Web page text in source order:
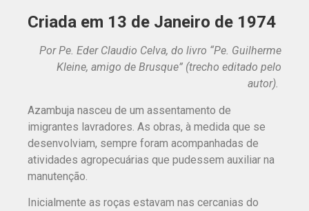
Criada em 13 de Janeiro de 1974
Por Pe. Eder Claudio Celva, do livro “Pe. Guilherme
Kleine, amigo de Brusque” (trecho editado pelo
autor).
Azambuja nasceu de um assentamento de
imigrantes lavradores. As obras, à medida que se
desenvolviam, sempre foram acompanhadas de
atividades agropecuárias que pudessem auxiliar na
manutenção.
Inicialmente as roças estavam nas cercanias do